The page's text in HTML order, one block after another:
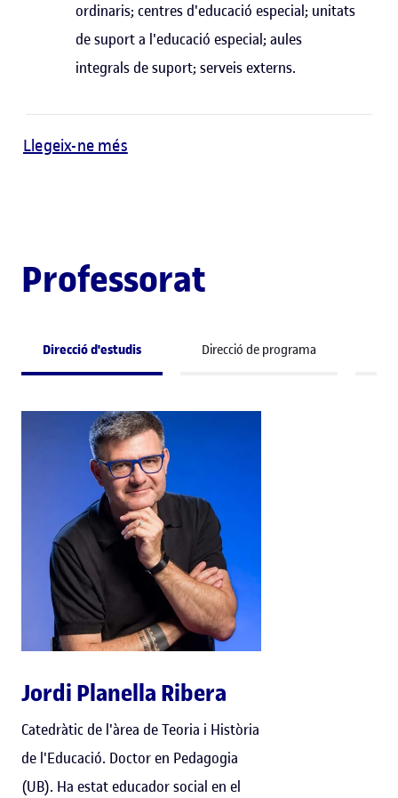
ordinaris; centres d'educació especial; unitats
de suport a l'educació especial; aules
integrals de suport; serveis externs.
Llegeix-ne més
Professorat
Direcció d'estudis Direcció de programa
Jordi Planella Ribera
Catedràtic de l'àrea de Teoria i Història
de l'Educació. Doctor en Pedagogia
(UB). Ha estat educador social en el